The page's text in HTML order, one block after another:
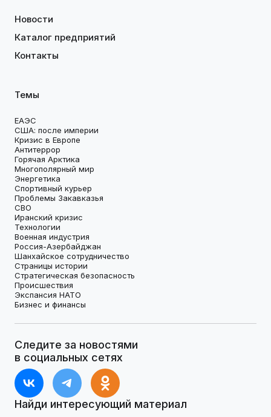
Новости
Каталог предприятий
Контакты
Темы
ЕАЭС
США: после империи
Кризис в Европе
Антитеррор
Горячая Арктика
Многополярный мир
Энергетика
Спортивный курьер
Проблемы Закавказья
СВО
Иранский кризис
Технологии
Военная индустрия
Россия-Азербайджан
Шанхайское сотрудничество
Страницы истории
Стратегическая безопасность
Происшествия
Экспансия НАТО
Бизнес и финансы
Следите за новостями
в социальных сетях
Найди интересующий материал